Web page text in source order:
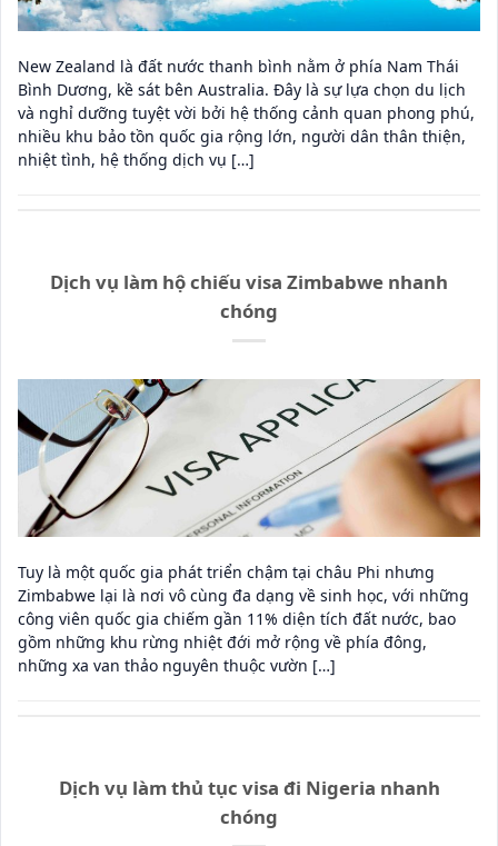
New Zealand là đất nước thanh bình nằm ở phía Nam Thái
Bình Dương, kề sát bên Australia. Đây là sự lựa chọn du lịch
và nghỉ dưỡng tuyệt vời bởi hệ thống cảnh quan phong phú,
nhiều khu bảo tồn quốc gia rộng lớn, người dân thân thiện,
nhiệt tình, hệ thống dịch vụ […]
Dịch vụ làm hộ chiếu visa Zimbabwe nhanh
chóng
Tuy là một quốc gia phát triển chậm tại châu Phi nhưng
Zimbabwe lại là nơi vô cùng đa dạng về sinh học, với những
công viên quốc gia chiếm gần 11% diện tích đất nước, bao
gồm những khu rừng nhiệt đới mở rộng về phía đông,
những xa van thảo nguyên thuộc vườn […]
Dịch vụ làm thủ tục visa đi Nigeria nhanh
chóng